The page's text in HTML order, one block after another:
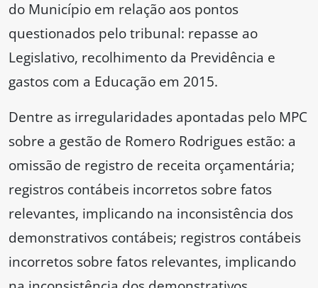
do Município em relação aos pontos
questionados pelo tribunal: repasse ao
Legislativo, recolhimento da Previdência e
gastos com a Educação em 2015.
Dentre as irregularidades apontadas pelo MPC
sobre a gestão de Romero Rodrigues estão: a
omissão de registro de receita orçamentária;
registros contábeis incorretos sobre fatos
relevantes, implicando na inconsistência dos
demonstrativos contábeis; registros contábeis
incorretos sobre fatos relevantes, implicando